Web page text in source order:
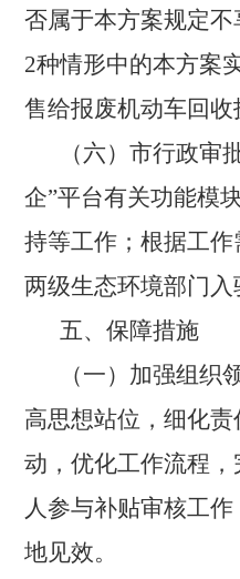
否属于本方案规定
2种情形中的本方案
售给报废机动车回收
（六）市行政审
企”平台有关功能模
持等工作；根据工
两级生态环境部门入
五、保障措施
（一）加强组织
高思想站位，细化
动，优化工作流程
人参与补贴审核工
地见效。